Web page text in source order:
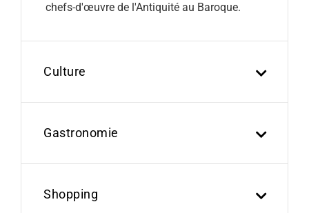
chefs-d'œuvre de l'Antiquité au Baroque.
Culture
Gastronomie
Shopping